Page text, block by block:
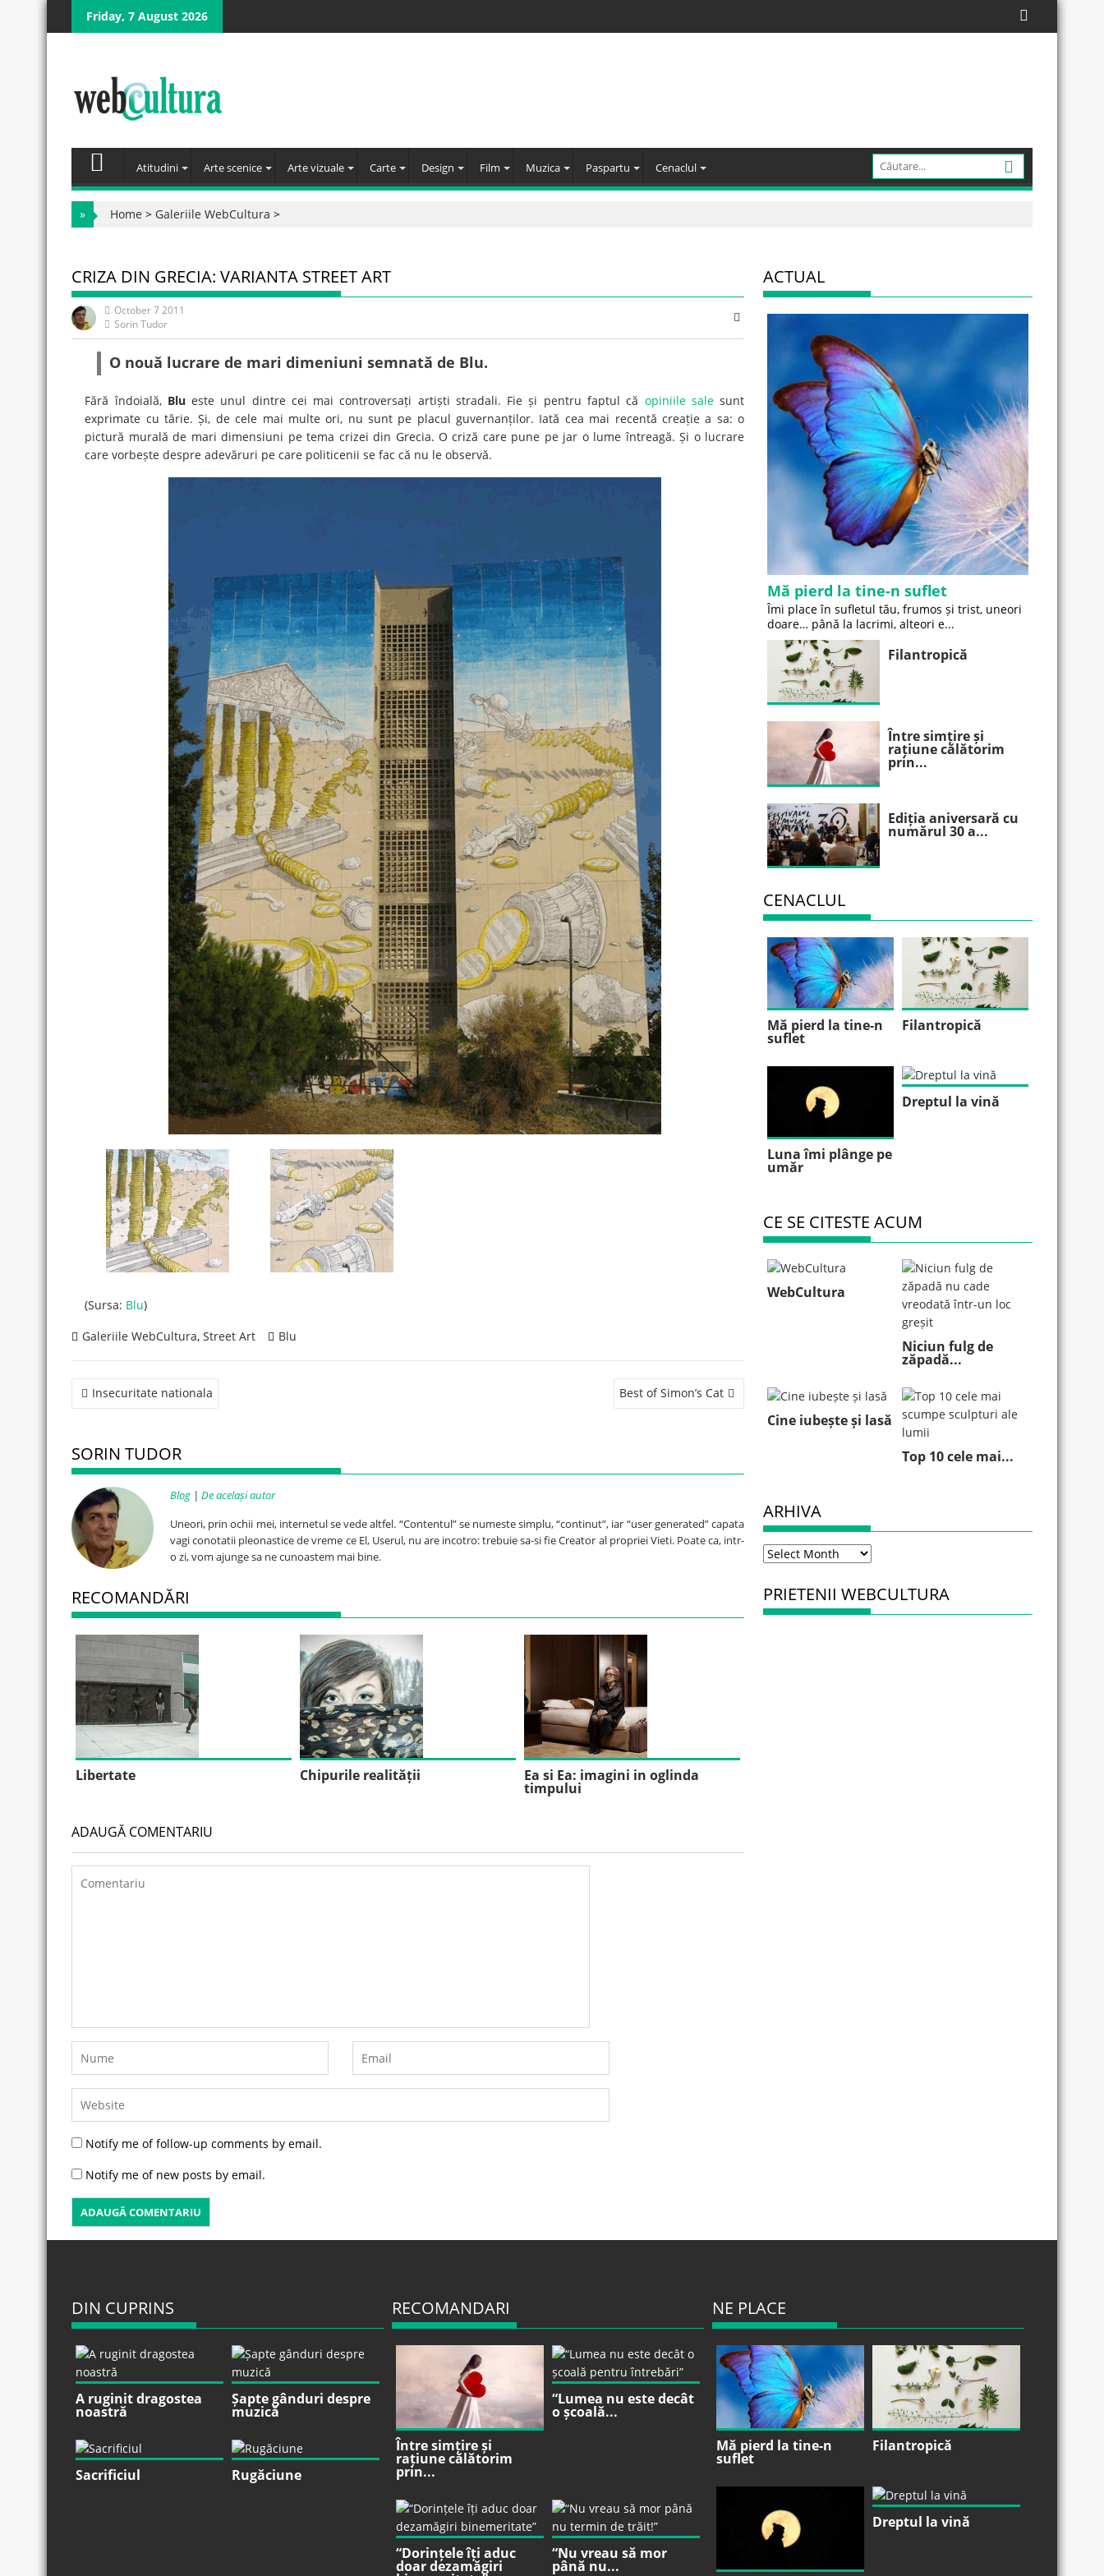
Skip
Friday, 7 August 2026
Atitudini Arte scenice Arte vizuale Carte Design Film Muzica Paspartu Cenaclul
» Home > Galeriile WebCultura >
CRIZA DIN GRECIA: VARIANTA STREET ART
October 7 2011
Sorin Tudor
O nouă lucrare de mari dimeniuni semnată de Blu.
Fără îndoială, Blu este unul dintre cei mai controversați artiști stradali. Fie și pentru faptul că opiniile salesunt
exprimate cu tărie. Și, de cele mai multe ori, nu sunt pe placul guvernanților. Iată cea mai recentă creație a sa: o
pictură murală de mari dimensiuni pe tema crizei din Grecia. O criză care pune pe jar o lume întreagă. Și o lucrare
care vorbește despre adevăruri pe care politicenii se fac că nu le observă.
(Sursa: Blu)
Galeriile WebCultura, Street Art Blu
Post
navigation
Insecuritate nationala Best of Simon’s Cat
SORIN TUDOR
Blog | De același autor
Uneori, prin ochii mei, internetul se vede altfel. “Contentul” se numeste simplu, “continut”, iar “user generated” capata
vagi conotatii pleonastice de vreme ce El, Userul, nu are incotro: trebuie sa-si fie Creator al propriei Vieti. Poate ca, intr-
o zi, vom ajunge sa ne cunoastem mai bine.
RECOMANDĂRI
Libertate Chipurile realității Ea si Ea: imagini in oglinda
timpului
ADAUGĂ COMENTARIU
Notify me of follow-up comments by email.
Notify me of new posts by email.
ACTUAL
Mă pierd la tine-n suflet
Îmi place în sufletul tău, frumos și trist, uneori
doare… până la lacrimi, alteori e...
Filantropică
Între simțire și
rațiune călătorim
prin...
Ediția aniversară cu
numărul 30 a...
CENACLUL
Mă pierd la tine-n
suflet
Filantropică
Luna îmi plânge pe
umăr
Dreptul la vină
CE SE CITESTE ACUM
WebCultura
Niciun fulg de
zăpadă...
Cine iubește și lasă
Top 10 cele mai...
ARHIVA
Arhiva
PRIETENII WEBCULTURA
DIN CUPRINS
A ruginit dragostea
noastră
Șapte gânduri despre
muzică
Sacrificiul Rugăciune
RECOMANDARI
Între simțire și
rațiune călătorim
prin...
“Lumea nu este decât
o școală...
“Dorințele îți aduc
doar dezamăgiri
“Nu vreau să mor
până nu...
NE PLACE
Mă pierd la tine-n
suflet
Filantropică
Dreptul la vină